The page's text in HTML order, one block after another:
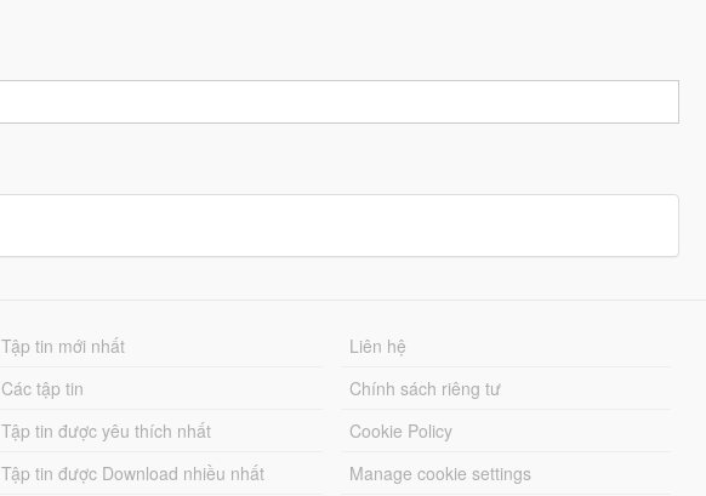
Tập tin mới nhất
Các tập tin
Tập tin được yêu thích nhất
Tập tin được Download nhiều nhất
Liên hệ
Chính sách riêng tư
Cookie Policy
Manage cookie settings